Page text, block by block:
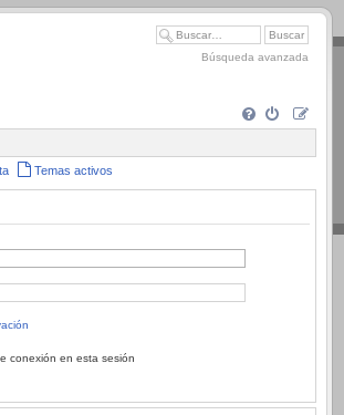
Búsqueda avanzada
Temas activos
conexión en esta sesión